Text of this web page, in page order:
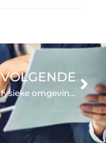
VOLGENDE
Hoe kan de fysieke omgeving van een vergadering creativiteit en innovatie stimuleren?